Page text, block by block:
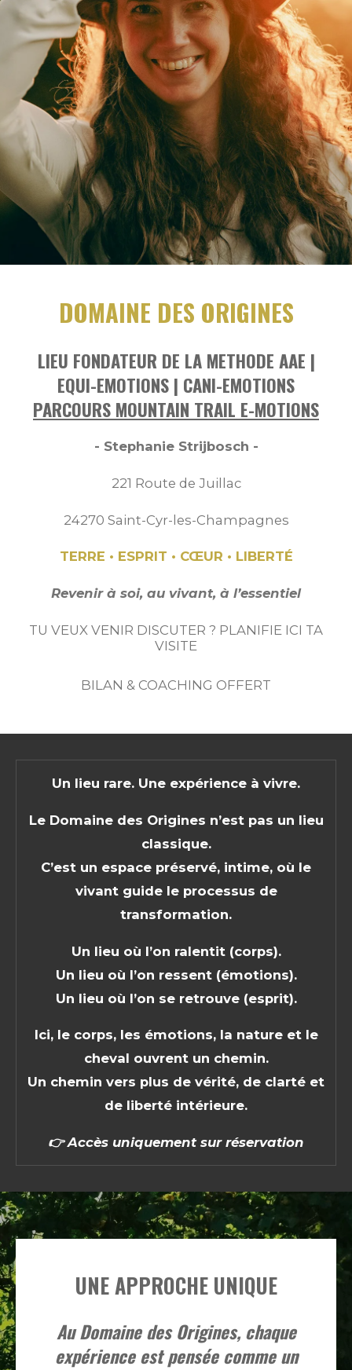
DOMAINE DES ORIGINES
LIEU FONDATEUR DE LA METHODE AAE |
EQUI-EMOTIONS | CANI-EMOTIONS
PARCOURS MOUNTAIN TRAIL E-MOTIONS
- Stephanie Strijbosch -
221 Route de Juillac
24270 Saint-Cyr-les-Champagnes
TERRE • ESPRIT • CŒUR • LIBERTÉ
Revenir à soi, au vivant, à l’essentiel
TU VEUX VENIR DISCUTER ? PLANIFIE ICI TA
VISITE
BILAN & COACHING OFFERT
Un lieu rare. Une expérience à vivre.
Le Domaine des Origines n’est pas un lieu
classique.
C’est un espace préservé, intime, où le
vivant guide le processus de
transformation.
Un lieu où l’on ralentit (corps).
Un lieu où l’on ressent (émotions).
Un lieu où l’on se retrouve (esprit).
Ici, le corps, les émotions, la nature et le
cheval ouvrent un chemin.
Un chemin vers plus de vérité, de clarté et
de liberté intérieure.
👉Accès uniquement sur réservation
UNE APPROCHE UNIQUE
Au Domaine des Origines, chaque
expérience est pensée comme un